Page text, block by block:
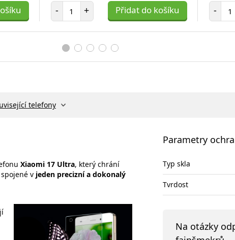
- Počet položek
+ Přidat do košíku -
telefony
Xiaomi 17 Ultra, který chrání
v jeden precizní a dokonalý
Parametry
Typ skla
Tvrdost
Na otázky